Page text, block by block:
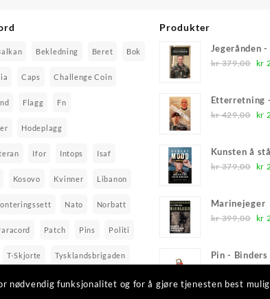
Bekledning Beret Bok
Caps Challenge Coin
Flagg Fn
Hodeplagg
Ifor Intops Isaf
Kosovo Kvinner Libanon
Nato Norbatt
Patch Pins Politi
T-Skjorte Tysklandsbrigaden
Nations Unosom
Produkter
Jegerånden
kr379,00
kr
kr
Etterretning
kr429,00
kr
kr
Kunsten å
kr379,00
kr
kr
Marinejeger
kr399,00
kr
kr
Pin - Binders
pris
funksjonalitet og for å gjøre tjenesten best